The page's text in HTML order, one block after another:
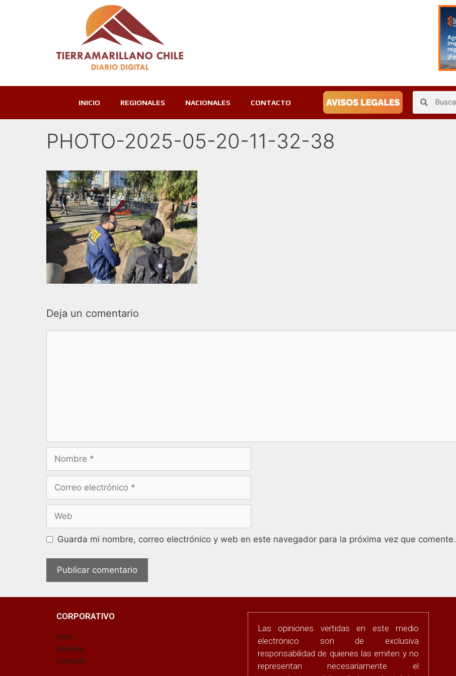
INICIO REGIONALES NACIONALES CONTACTO
PHOTO-2025-05-20-11-32-38
Deja un comentario
Guarda mi nombre, correo electrónico y web en este navegador para la próxima vez que comente.
CORPORATIVO
Inicio
Nosotros
Contacto
Las opiniones vertidas en este medio
electrónico son de exclusiva
responsabilidad de quienes las emiten y no
representan necesariamente el